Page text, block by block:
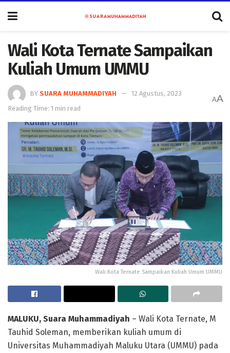
Wali Kota Ternate Sampaikan
Kuliah Umum UMMU
BY SUARA MUHAMMADIYAH
12 Agustus, 2023
Reading Time: 1 min read
AA
Wali Kota Ternate Sampaikan Kuliah Umum UMMU
MALUKU, Suara Muhammadiyah – Wali Kota Ternate, M
Tauhid Soleman, memberikan kuliah umum di
Universitas Muhammadiyah Maluku Utara (UMMU) pada